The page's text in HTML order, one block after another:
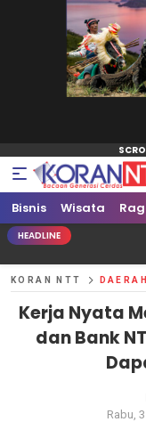
Koran NTT
Bacaan Generasi
Bisnis Wisata
HEADLINE
KORAN NTT DAERAH
Kerja Nyata
dan Bank
Rabu,